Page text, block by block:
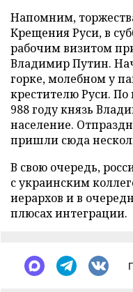
Напомним,
Крещения Руси, в
рабочим визитом
Владимир Путин.
горке, молебном у
крестителю Руси.
988 году князь
население.
пришли сюда
В свою очередь,
с украинским
иерархов и в
плюсах интеграции.